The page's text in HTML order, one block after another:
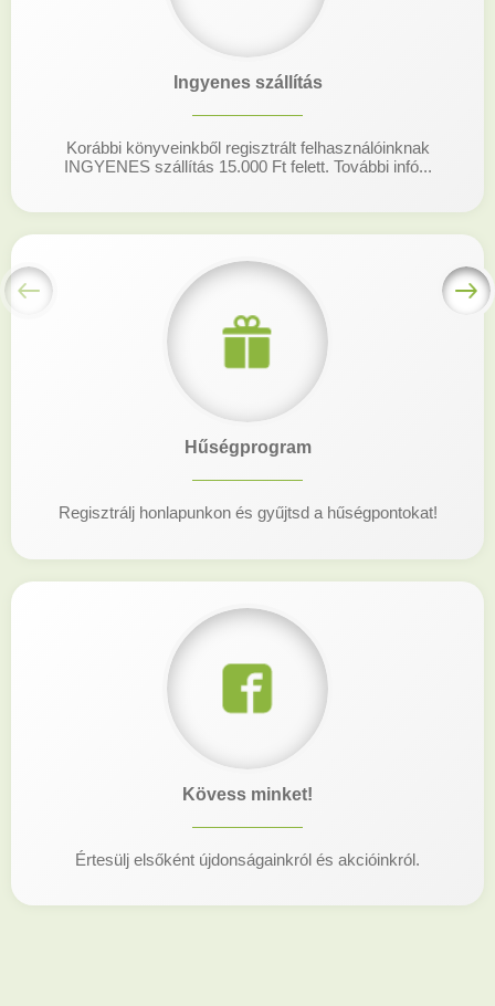
Ingyenes szállítás
Korábbi könyveinkből regisztrált felhasználóinknak
INGYENES szállítás 15.000 Ft felett. További infó...
Hűségprogram
Regisztrálj honlapunkon és gyűjtsd a hűségpontokat!
Kövess minket!
Értesülj elsőként újdonságainkról és akcióinkról.